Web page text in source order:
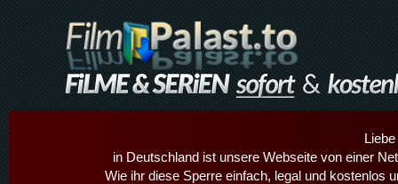
in Deutschland ist unsere Webseite von einer
Wie ihr diese Sperre einfach, legal und kostenlos